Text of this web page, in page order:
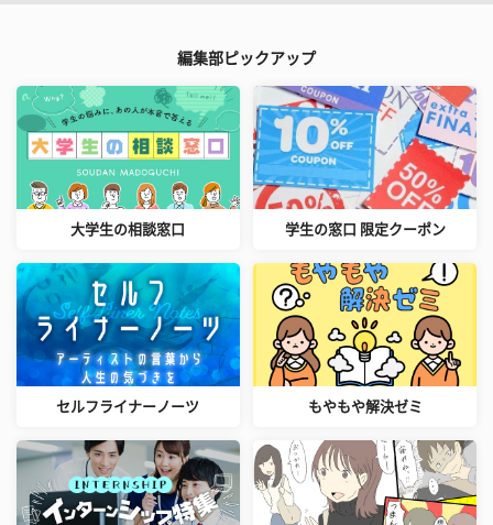
編集部ピックアップ
大学生の相談窓口 学生の窓口 限定クーポン
セルフライナーノーツ もやもや解決ゼミ